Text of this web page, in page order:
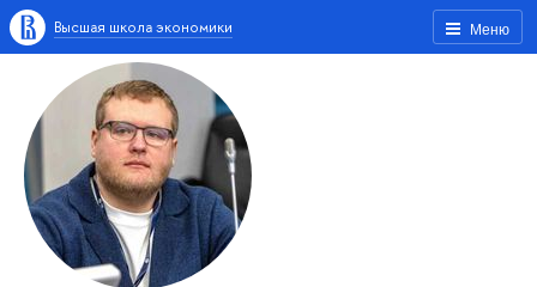
Меню
Высшая школа экономики